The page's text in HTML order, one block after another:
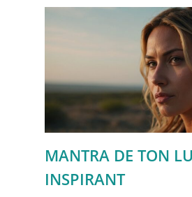
MANTRA DE TON
INSPIRANT